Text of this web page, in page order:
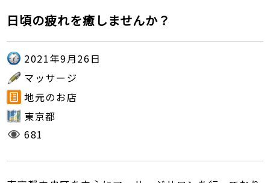
日頃の疲れを癒しませんか？
2021年9月26日
マッサージ
地元のお店
東京都
681